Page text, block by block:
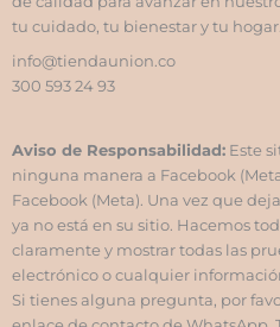
*
tu cuidado, tu bienestar y tu hogar.
info@tiendaunion.co
300 593 24 93
Aviso de Responsabilidad: Este
ninguna manera a Facebook
Facebook (Meta). Una vez que
ya no está en su sitio. Hacemos
claramente y mostrar todas las
electrónico o cualquier
Si tienes alguna pregunta, por